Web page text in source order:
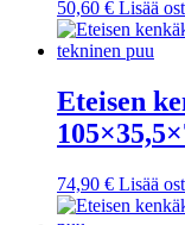
50,60 € Lisää
Eteisen
74,90 € Lisää